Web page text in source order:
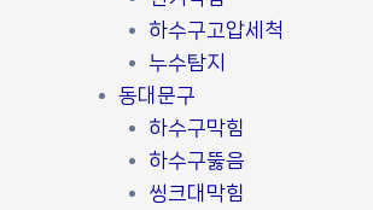
하수구고압세척
누수탐지
동대문구
하수구막힘
하수구뚫음
씽크대막힘